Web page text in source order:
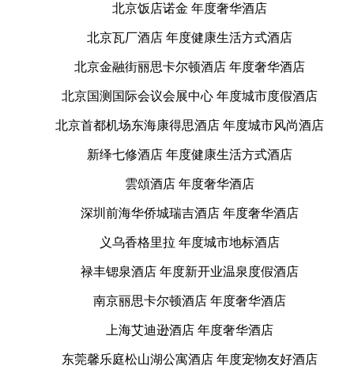
北京饭店诺金 年度奢华酒店
北京瓦厂酒店 年度健康生活方式酒店
北京金融街丽思卡尔顿酒店 年度奢华酒店
北京国测国际会议会展中心 年度城市度假酒店
北京首都机场东海康得思酒店 年度城市风尚酒店
新绎七修酒店 年度健康生活方式酒店
雲頌酒店 年度奢华酒店
深圳前海华侨城瑞吉酒店 年度奢华酒店
义乌香格里拉 年度城市地标酒店
禄丰锶泉酒店 年度新开业温泉度假酒店
南京丽思卡尔顿酒店 年度奢华酒店
上海艾迪逊酒店 年度奢华酒店
东莞馨乐庭松山湖公寓酒店 年度宠物友好酒店